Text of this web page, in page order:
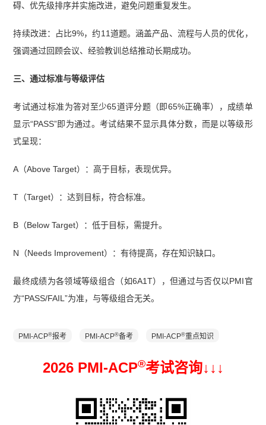
碍、优先级排序并实施改进，避免问题重复发生。
持续改进：占比9%，约11道题。涵盖产品、流程与人员的优化，
强调通过回顾会议、经验教训总结推动长期成功。
三、通过标准与等级评估
考试通过标准为答对至少65道评分题（即65%正确率），成绩单
显示“PASS”即为通过。考试结果不显示具体分数，而是以等级形
式呈现：
A（Above Target）：高于目标，表现优异。
T（Target）：达到目标，符合标准。
B（Below Target）：低于目标，需提升。
N（Needs Improvement）：有待提高，存在知识缺口。
最终成绩为各领域等级组合（如6A1T），但通过与否仅以PMI官
方“PASS/FAIL”为准，与等级组合无关。
PMI-ACP®报考 PMI-ACP®备考 PMI-ACP®重点知识
2026 PMI-ACP®考试咨询↓ ↓ ↓